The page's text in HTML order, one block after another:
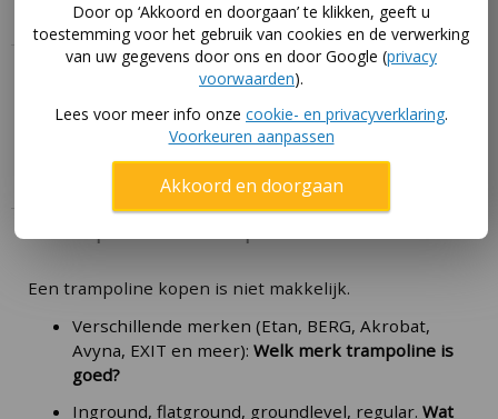
Specificaties
Handleiding
Download hier de handleidingen voor dit product via
Een trampoline kopen is niet makkelijk.
Verschillende merken (Etan, BERG, Akrobat,
Avyna, EXIT en meer): Welk merk trampoline is
goed?
Inground, flatground, groundlevel, regular. Wat
Door op ‘Akkoord en doorgaan’ te klikken, geeft u
toestemming voor het gebruik van cookies en de verwerking
van uw gegevens door ons en door Google (privacy
voorwaarden).
Lees voor meer info onze cookie- en privacyverklaring.
Voorkeuren aanpassen
Akkoord en doorgaan